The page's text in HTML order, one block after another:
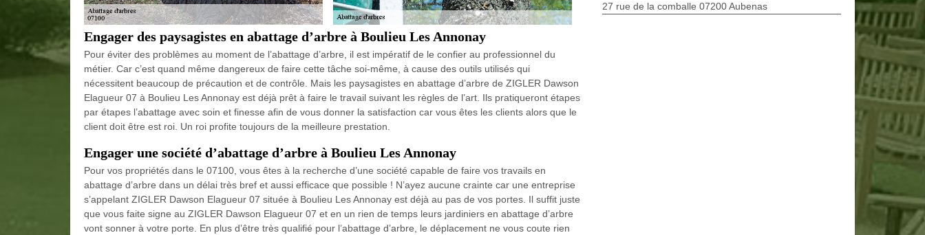
Engager des paysagistes en abattage d’arbre à Boulieu Les Annonay
Pour éviter des problèmes au moment de l’abattage d’arbre, il est impératif de le confier au professionnel du
métier. Car c’est quand même dangereux de faire cette tâche soi-même, à cause des outils utilisés qui
nécessitent beaucoup de précaution et de contrôle. Mais les paysagistes en abattage d’arbre de ZIGLER Dawson
Elagueur 07 à Boulieu Les Annonay est déjà prêt à faire le travail suivant les règles de l’art. Ils pratiqueront étapes
par étapes l’abattage avec soin et finesse afin de vous donner la satisfaction car vous êtes les clients alors que le
client doit être est roi. Un roi profite toujours de la meilleure prestation.
Engager une société d’abattage d’arbre à Boulieu Les Annonay
Pour vos propriétés dans le 07100, vous êtes à la recherche d’une société capable de faire vos travails en
abattage d’arbre dans un délai très bref et aussi efficace que possible ! N’ayez aucune crainte car une entreprise
s’appelant ZIGLER Dawson Elagueur 07 située à Boulieu Les Annonay est déjà au pas de vos portes. Il suffit juste
que vous faite signe au ZIGLER Dawson Elagueur 07 et en un rien de temps leurs jardiniers en abattage d’arbre
vont sonner à votre porte. En plus d’être très qualifié pour l’abattage d’arbre, le déplacement ne vous coute rien
27 rue de la comballe 07200 Aubenas